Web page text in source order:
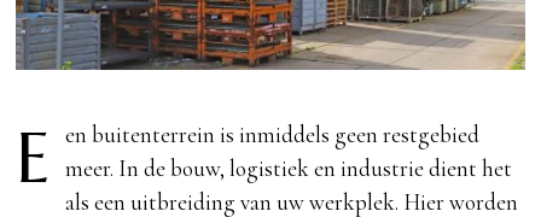
E
en buitenterrein is inmiddels geen restgebied
meer. In de bouw, logistiek en industrie dient het
als een uitbreiding van uw werkplek. Hier worden